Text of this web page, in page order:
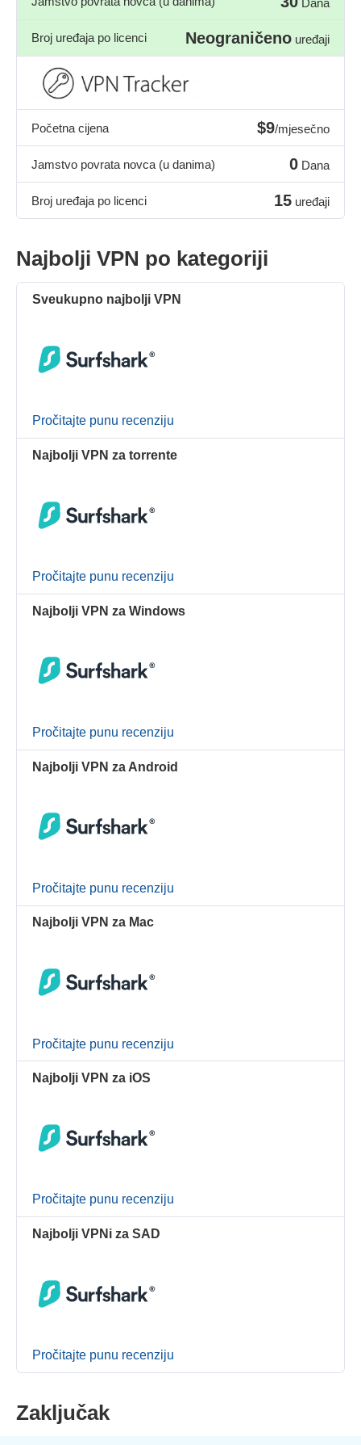
Broj uređaja po licenci Neograničeno uređaji
Početna cijena $9/mjesečno
Jamstvo povrata novca (u danima) 0 Dana
Broj uređaja po licenci 15 uređaji
Najbolji VPN po kategoriji
Sveukupno najbolji VPN
Pročitajte punu recenziju
Najbolji VPN za torrente
Pročitajte punu recenziju
Najbolji VPN za Windows
Pročitajte punu recenziju
Najbolji VPN za Android
Pročitajte punu recenziju
Najbolji VPN za Mac
Pročitajte punu recenziju
Najbolji VPN za iOS
Pročitajte punu recenziju
Najbolji VPNi za SAD
Pročitajte punu recenziju
Zaključak